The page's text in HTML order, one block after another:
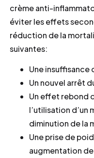
crème anti-
éviter les effets
réduction de la
suivantes:
Une insuffisance
Un nouvel arrêt
Un effet rebond
l’utilisation d’un
diminution de la
Une prise de
augmentation